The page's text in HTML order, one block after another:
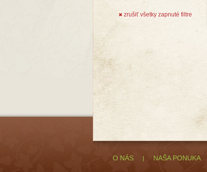
✖ zrušiť všetky zapnuté filtre
O NÁS NAŠA PONUKA